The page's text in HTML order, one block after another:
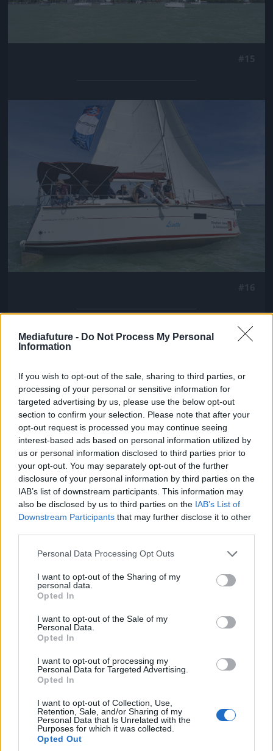
Mediafuture - Do Not Process My Personal
Information
If you wish to opt-out of the sale, sharing to third parties, or
processing of your personal or sensitive information for
targeted advertising by us, please use the below opt-out
section to confirm your selection. Please note that after your
opt-out request is processed you may continue seeing
interest-based ads based on personal information utilized by
us or personal information disclosed to third parties prior to
your opt-out. You may separately opt-out of the further
disclosure of your personal information by third parties on the
IAB’s list of downstream participants. This information may
also be disclosed by us to third parties on the IAB’s List of
Downstream Participants that may further disclose it to other
Please note that this website/app uses one or more Google
not limited to your visit or usage behaviour. You may click to
grant or deny consent to Google and its third-party tags to
use your data for below specified purposes in below Google
consent section.
Personal Data Processing Opt Outs
I want to opt-out of the Sharing of my
personal data.
Opted In
I want to opt-out of the Sale of my
Personal Data.
Opted In
I want to opt-out of processing my
Personal Data for Targeted Advertising.
Opted In
I want to opt-out of Collection, Use,
Retention, Sale, and/or Sharing of my
Personal Data that Is Unrelated with the
Purposes for which it was collected.
Opted Out
Jön még kép!
Jön még kép!
#17
Jön még kép!